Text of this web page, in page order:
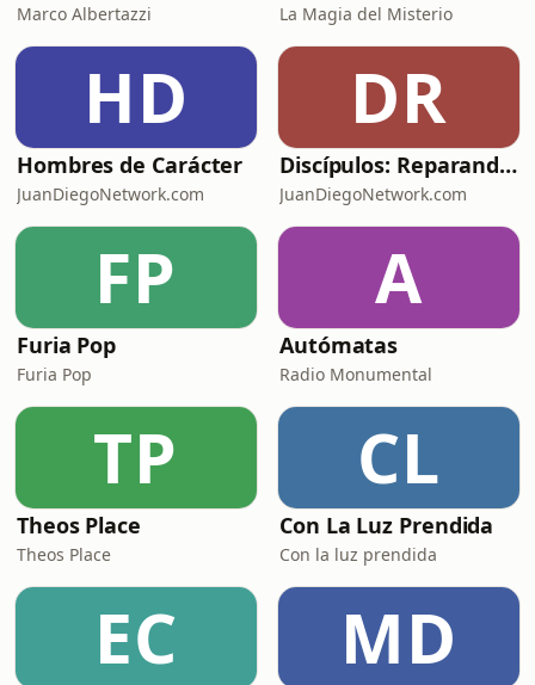
Marco Albertazzi La Magia del Misterio
HD
Hombres de Carácter
JuanDiegoNetwork.com
DR
Discípulos: Reparando las redes con Luis Diego Carranza
JuanDiegoNetwork.com
FP
Furia Pop
Furia Pop
A
Autómatas
Radio Monumental
TP
Theos Place
Theos Place
CL
Con La Luz Prendida
Con la luz prendida
EC MD